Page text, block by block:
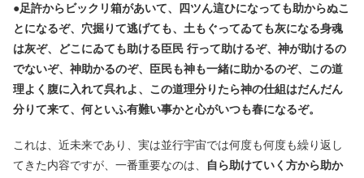
●足許からビックリ箱があいて、四ツん這ひになっても助からぬこ
とになるぞ、穴掘りて逃げても、土もぐってゐても灰になる身魂
は灰ぞ、どこにゐても助ける臣民 行って助けるぞ、神が助けるの
でないぞ、神助かるのぞ、臣民も神も一緒に助かるのぞ、この道
理よく腹に入れて呉れよ、この道理分りたら神の仕組はだんだん
分りて来て、何といふ有難い事かと心がいつも春になるぞ。
これは、近未来であり、実は並行宇宙では何度も何度も繰り返し
てきた内容ですが、一番重要なのは、
自ら助けていく方から助か